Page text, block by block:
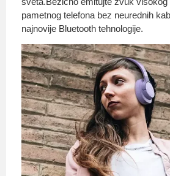
pametnog telefona bez neurednih
najnovije Bluetooth tehnologije.